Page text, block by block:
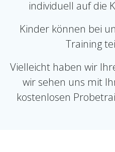
individuell auf die
Kinder können bei
Training
Vielleicht haben wir
wir sehen uns mit
kostenlosen